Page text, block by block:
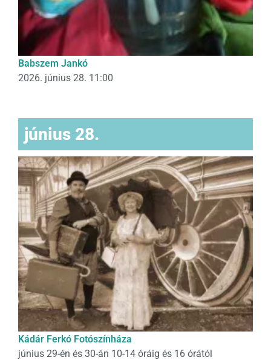
Babszem Jankó
2026. június 28. 11:00
június 28.
Kádár Ferkó Fotószínháza
június 29-én és 30-án 10-14 óráig és 16 órától